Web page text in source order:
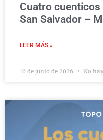
Cuatro cuenticos
San Salvador –
LEER MÁS »
16 de junio de 2026 No